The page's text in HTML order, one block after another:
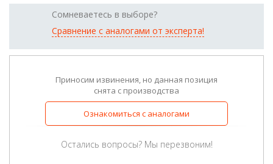
Сомневаетесь в выборе?
Сравнение с аналогами от эксперта!
Приносим извинения, но данная позиция
снята с производства
Ознакомиться с аналогами
Остались вопросы? Мы перезвоним!